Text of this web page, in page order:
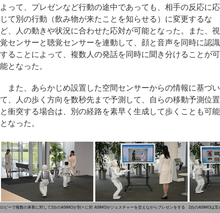
よって、プレゼンなど行動の途中であっても、相手の反応に応
じて別の行動（飲み物が来たことを知らせる）に変更するな
ど、人の動きや状況に合わせた応対が可能となった。また、視
覚センサーと聴覚センサーを連動して、顔と音声を同時に認識
することによって、複数人の発話を同時に聞き分けることが可
能となった。
また、あらかじめ設置した空間センサーからの情報に基づい
て、人の歩く方向を数秒先まで予測して、自らの移動予測位置
と衝突する場合は、別の経路を素早く生成して歩くことも可能
となった。
ロビーで複数の来客に対して2台のASIMOが別々に対 ASIMOがジェスチャーを交えながらプレゼンをする
2台のASIMOは互